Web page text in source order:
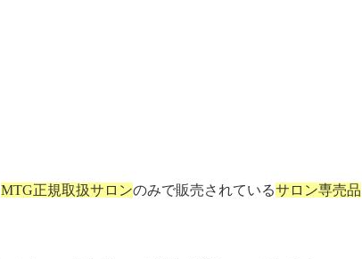
MTG正規取扱サロンのみで販売されているサロン専売品